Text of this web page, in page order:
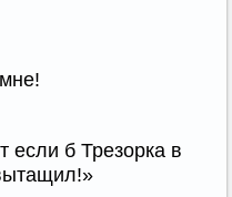
если б Трезорка в